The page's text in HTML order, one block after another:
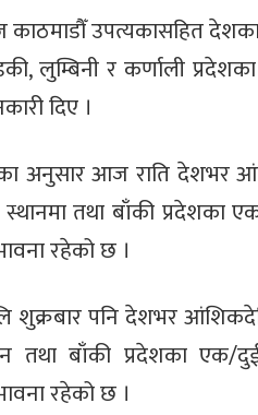
उपत्यकासहित देशका
लुम्बिनी र कर्णाली
दिए ।
अनुसार आज राति देशभर
स्थानमा तथा बाँकी प्रदेशका
रहेको छ ।
शुक्रबार पनि देशभर
तथा बाँकी प्रदेशका एक/
रहेको छ ।